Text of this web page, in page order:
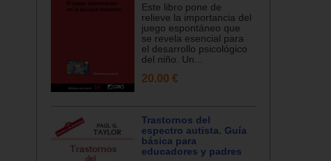
Este libro pone de
relieve la importancia del
juego espontáneo que
se revela esencial para
el desarrollo psicológico
del niño. Un...
20.00 €
Trastornos del
espectro autista. Guía
básica para
educadores y padres